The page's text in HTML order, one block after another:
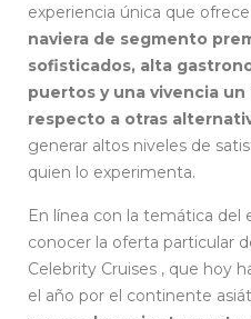
experiencia única que
naviera de segmento
sofisticados, alta
puertos y una vivencia
respecto a otras
generar altos niveles de
quien lo experimenta.
En línea con la temática del
conocer la oferta particular
Celebrity Cruises , que hoy
el año por el continente